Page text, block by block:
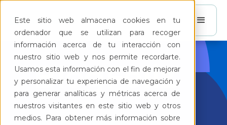
Este sitio web almacena cookies en tu
ordenador que se utilizan para recoger
información acerca de tu interacción con
nuestro sitio web y nos permite recordarte.
Usamos esta información con el fin de mejorar
y personalizar tu experiencia de navegación y
para generar analíticas y métricas acerca de
nuestros visitantes en este sitio web y otros
medios. Para obtener más información sobre
BlogFeliz